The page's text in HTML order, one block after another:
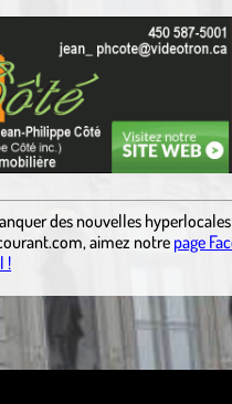
des nouvelles
, aimez notre page
!